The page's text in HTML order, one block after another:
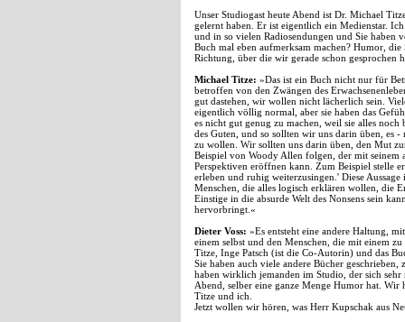
Unser Studiogast heute Abend ist Dr. Michael
gelernt haben. Er ist eigentlich ein Medienstar.
und in so vielen Radiosendungen und Sie haben
Buch mal eben aufmerksam machen? Humor,
Richtung, über die wir gerade schon gesprochen
Michael Titze: »Das ist ein Buch nicht nur für
betroffen von den Zwängen des
gut dastehen, wir wollen nicht lächerlich sein.
eigentlich völlig normal, aber sie haben das
es nicht gut genug zu machen, weil sie alles
des Guten, und so sollten wir uns darin üben, es
zu wollen. Wir sollten uns darin üben, den Mut
Beispiel von Woody Allen folgen, der mit seinem
Perspektiven eröffnen kann. Zum Beispiel stelle
erleben und ruhig weiterzusingen.' Diese
Menschen, die alles logisch erklären wollen, die
Einstige in die absurde Welt des Nonsens sein
hervorbringt.«
Dieter Voss: »Es entsteht eine andere Haltung,
einem selbst und den Menschen, die mit einem
Titze, Inge Patsch (ist die Co-Autorin) und das
Sie haben auch viele andere Bücher
haben wirklich jemanden im Studio, der sich
Abend, selber eine ganze Menge Humor hat.
Titze und ich.
Jetzt wollen wir hören, was Herr Kupschak aus